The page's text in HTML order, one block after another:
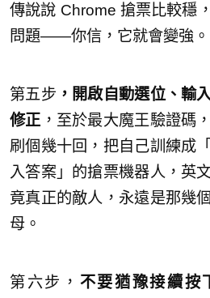
傳說說 Chrome 搶票比較穩
問題——你信，它就會變強。
第五步 ，開啟自動選位、輸
修正 ，至於最大魔王驗證碼
刷個幾十回，把自己訓練成
入答案」的搶票機器人，英
竟真正的敵人，永遠是那幾
母。
第六步， 不要猶豫接續按